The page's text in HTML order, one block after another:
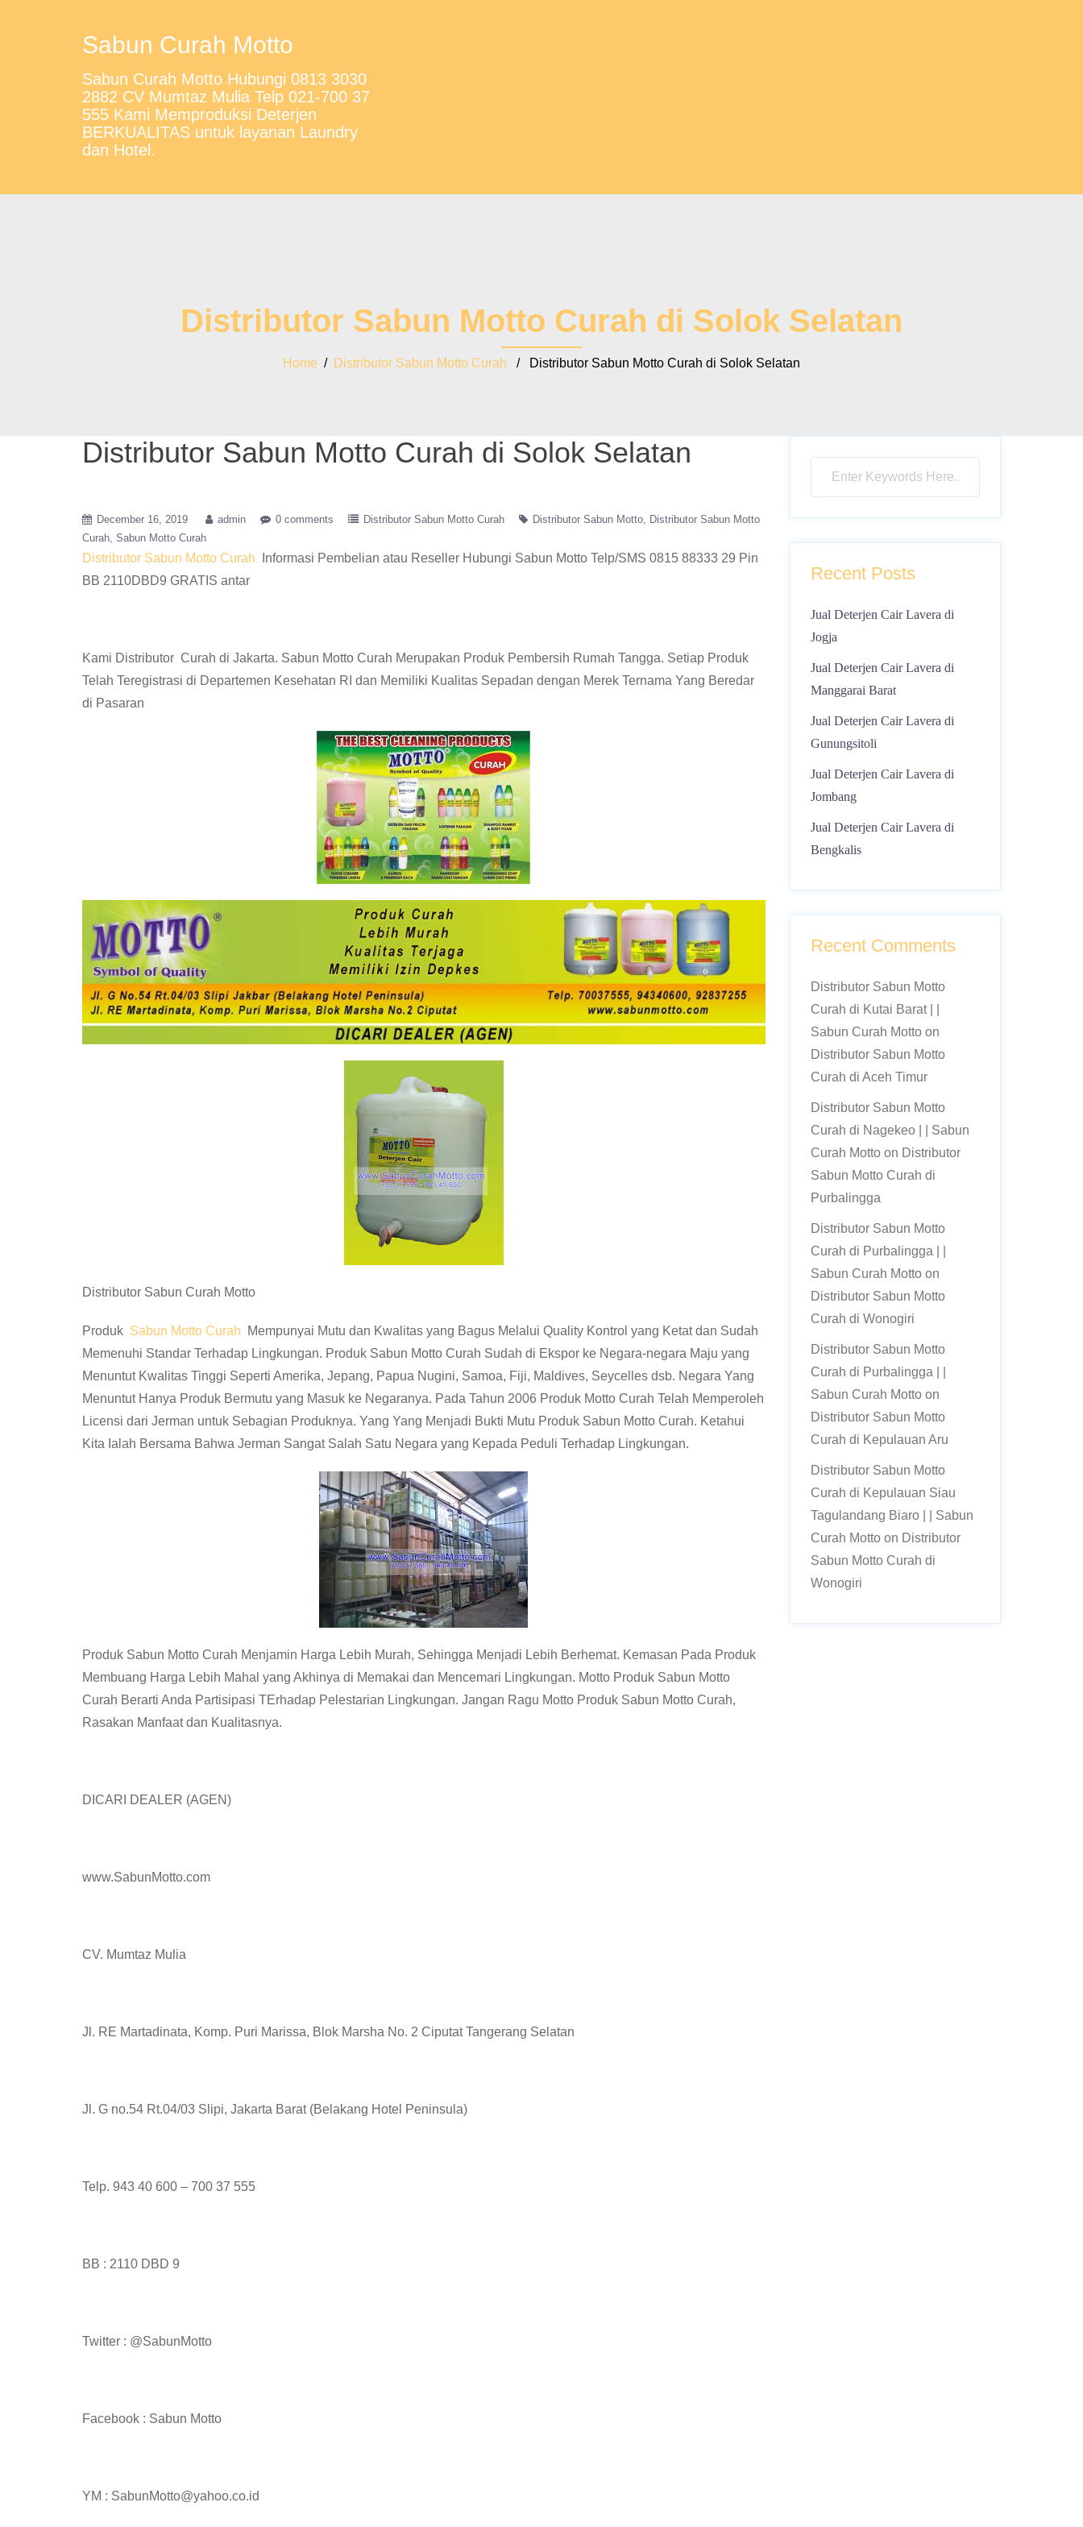
Sabun Curah Motto
Sabun Curah Motto Hubungi 0813 3030
2882 CV Mumtaz Mulia Telp 021-700 37
555 Kami Memproduksi Deterjen
BERKUALITAS untuk layanan Laundry
dan Hotel.
Distributor Sabun Motto Curah di Solok Selatan
Home / Distributor Sabun Motto Curah / Distributor Sabun Motto Curah di Solok Selatan
Distributor Sabun Motto Curah di Solok Selatan
December 16, 2019 admin 0 comments Distributor Sabun Motto Curah Distributor Sabun Motto
Distributor Sabun Motto
Curah Sabun Motto Curah
Distributor Sabun Motto Curah
Informasi Pembelian atau Reseller Hubungi Sabun Motto Telp/SMS 0815 88333 29 Pin
BB 2110DBD9 GRATIS antar
Kami Distributor Curah di Jakarta. Sabun Motto Curah Merupakan Produk Pembersih Rumah Tangga. Setiap Produk
Telah Teregistrasi di Departemen Kesehatan RI dan Memiliki Kualitas Sepadan dengan Merek Ternama Yang Beredar
di Pasaran
Distributor Sabun Curah Motto
Produk Sabun Motto Curah
Mempunyai Mutu dan Kwalitas yang Bagus Melalui Quality Kontrol yang Ketat dan Sudah
Memenuhi Standar Terhadap Lingkungan. Produk Sabun Motto Curah Sudah di Ekspor ke Negara-negara Maju yang
Menuntut Kwalitas Tinggi Seperti Amerika, Jepang, Papua Nugini, Samoa, Fiji, Maldives, Seycelles dsb. Negara Yang
Menuntut Hanya Produk Bermutu yang Masuk ke Negaranya. Pada Tahun 2006 Produk Motto Curah Telah Memperoleh
Licensi dari Jerman untuk Sebagian Produknya. Yang Yang Menjadi Bukti Mutu Produk Sabun Motto Curah. Ketahui
Kita Ialah Bersama Bahwa Jerman Sangat Salah Satu Negara yang Kepada Peduli Terhadap Lingkungan.
Produk Sabun Motto Curah Menjamin Harga Lebih Murah, Sehingga Menjadi Lebih Berhemat. Kemasan Pada Produk
Membuang Harga Lebih Mahal yang Akhinya di Memakai dan Mencemari Lingkungan. Motto Produk Sabun Motto
Curah Berarti Anda Partisipasi TErhadap Pelestarian Lingkungan. Jangan Ragu Motto Produk Sabun Motto Curah,
Rasakan Manfaat dan Kualitasnya.
DICARI DEALER (AGEN)
www.SabunMotto.com
CV. Mumtaz Mulia
Jl. RE Martadinata, Komp. Puri Marissa, Blok Marsha No. 2 Ciputat Tangerang Selatan
Jl. G no.54 Rt.04/03 Slipi, Jakarta Barat (Belakang Hotel Peninsula)
Telp. 943 40 600 – 700 37 555
BB : 2110 DBD 9
Twitter : @SabunMotto
Facebook : Sabun Motto
YM : SabunMotto@yahoo.co.id
Recent Posts
Jual Deterjen Cair Lavera di
Jogja
Jual Deterjen Cair Lavera di
Manggarai Barat
Jual Deterjen Cair Lavera di
Gunungsitoli
Jual Deterjen Cair Lavera di
Jombang
Jual Deterjen Cair Lavera di
Bengkalis
Recent Comments
Distributor Sabun Motto
Curah di Kutai Barat | |
Sabun Curah Mottoon
Distributor Sabun Motto
Curah di Aceh Timur
Distributor Sabun Motto
Curah di Nagekeo | | Sabun
Curah Mottoon Distributor
Sabun Motto Curah di
Purbalingga
Distributor Sabun Motto
Curah di Purbalingga | |
Sabun Curah Mottoon
Distributor Sabun Motto
Curah di Wonogiri
Distributor Sabun Motto
Curah di Purbalingga | |
Sabun Curah Mottoon
Distributor Sabun Motto
Curah di Kepulauan Aru
Distributor Sabun Motto
Curah di Kepulauan Siau
Tagulandang Biaro | | Sabun
Curah Mottoon Distributor
Sabun Motto Curah di
Wonogiri